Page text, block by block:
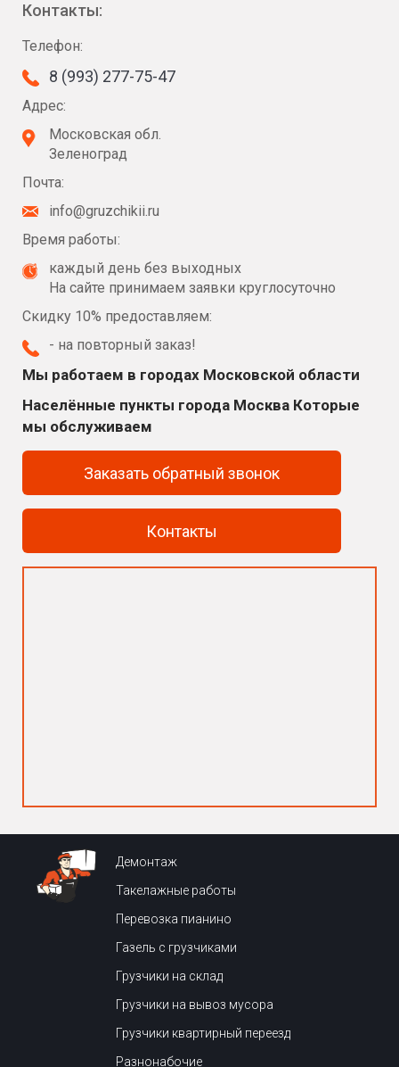
Контакты:
Телефон:
8 (993) 277-75-47
Адрес:
Московская обл.
Зеленоград
Почта:
info@gruzchikii.ru
Время работы:
каждый день без выходных
На сайте принимаем заявки круглосуточно
Скидку 10% предоставляем:
- на повторный заказ!
Мы работаем в городах Московской области
Населённые пункты города Москва Которые
мы обслуживаем
Заказать обратный звонок
Контакты
Демонтаж
Такелажные работы
Перевозка пианино
Газель с грузчиками
Грузчики на склад
Грузчики на вывоз мусора
Грузчики квартирный переезд
Разнонабочие